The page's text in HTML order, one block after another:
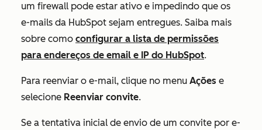
um firewall pode estar ativo e impedindo que os
e-mails da HubSpot sejam entregues. Saiba mais
sobre como configurar a lista de permissões
para endereços de email e IP do HubSpot.
Para reenviar o e-mail, clique no menu Ações e
selecione Reenviar convite.
Se a tentativa inicial de envio de um convite por e-